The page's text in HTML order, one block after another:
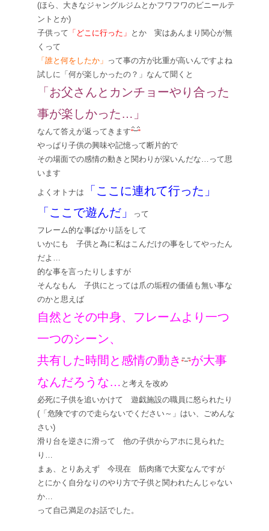
(ほら、大きなジャングルジムとかフワフワのビニールテ
ントとか)
子供って 「どこに行った」 とか 実はあんまり関心が無
くって
「誰と何をしたか」 って事の方が比重が高いんですよね
試しに「何が楽しかったの？」なんて聞くと
「お父さんとカンチョーやり合った
事が楽しかった…」
なんて答えが返ってきます
やっぱり子供の興味や記憶って断片的で
その場面での感情の動きと関わりが深いんだな…って思
います
よくオトナは
「ここに連れて行った」
「ここで遊んだ」
って
フレーム的な事ばかり話をして
いかにも 子供と為に私はこんだけの事をしてやったん
だよ…
的な事を言ったりしますが
そんなもん 子供にとっては爪の垢程の価値も無い事な
のかと思えば
自然とその中身、フレームより一つ
一つのシーン、
共有した時間と感情の動き
が大事
なんだろうな… と考えを改め
必死に子供を追いかけて 遊戯施設の職員に怒られたり
(「危険ですので走らないでください～」はい、ごめんな
さい)
滑り台を逆さに滑って 他の子供からアホに見られた
り…
まぁ、とりあえず 今現在 筋肉痛で大変なんですが
とにかく自分なりのやり方で子供と関われたんじゃない
か…
って自己満足のお話でした。